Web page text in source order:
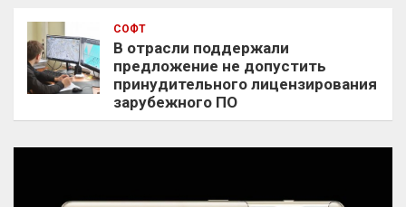
СОФТ
В отрасли поддержали
предложение не допустить
принудительного лицензирования
зарубежного ПО